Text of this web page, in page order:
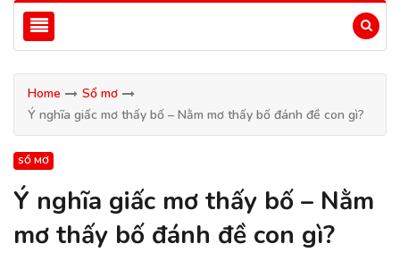
Home
Sổ mơ
Ý nghĩa giấc mơ thấy bố – Nằm mơ thấy bố đánh đề con gì?
SỔ MƠ
Ý nghĩa giấc mơ thấy bố – Nằm
mơ thấy bố đánh đề con gì?